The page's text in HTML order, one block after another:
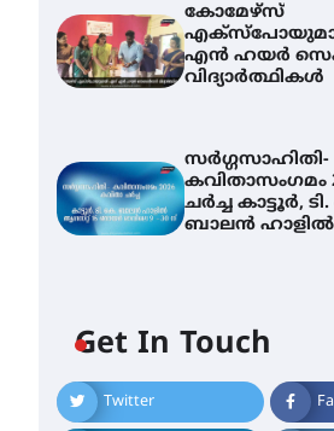
കോമേഴ്സ്
എൻ ഹയർ
വിദ്യാർത്ഥികൾ
സർഗ്ഗസാഹിതി-
കവിതാസംഗമം
ചർച്ച കാട്ടൂർ,
ബാലൻ ഹാളിൽ
Get In Touch
Twitter